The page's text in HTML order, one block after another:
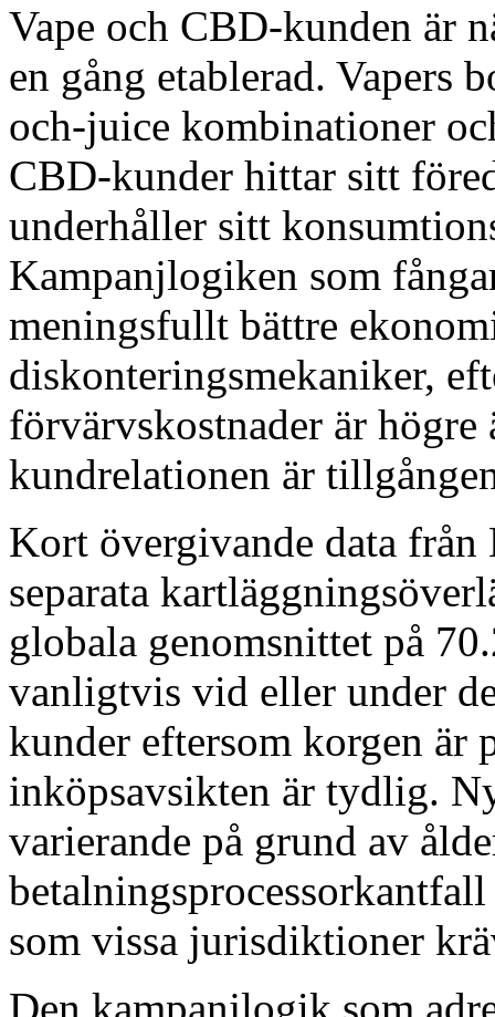
Vape och CBD-kunden är
en gång etablerad. Vapers
och-juice kombinationer
CBD-kunder hittar sitt
underhåller sitt
Kampanjlogiken som
meningsfullt bättre
diskonteringsmekaniker,
förvärvskostnader är
kundrelationen är
Kort övergivande data från
separata
globala genomsnittet på
vanligtvis vid eller under
kunder eftersom korgen är
inköpsavsikten är tydlig.
varierande på grund av
som vissa jurisdiktioner
Den kampanjlogik som